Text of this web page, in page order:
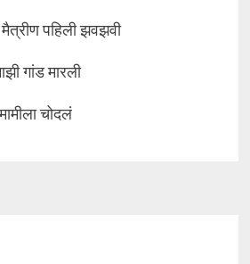
पहिली झवझवी
गांड मारली
चोदलं